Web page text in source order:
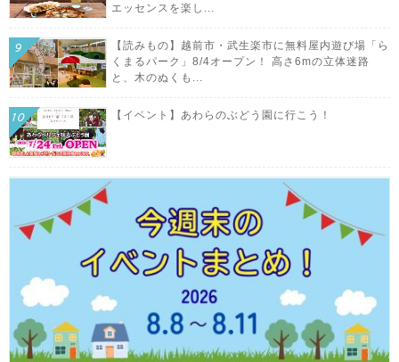
エッセンスを楽し...
【読みもの】越前市・武生楽市に無料屋内遊び場「ら
くまるパーク」8/4オープン！ 高さ6mの立体迷路
と、木のぬくも...
【イベント】あわらのぶどう園に行こう！